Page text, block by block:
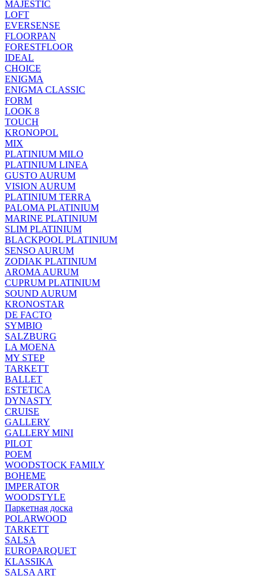
MAJESTIC
LOFT
EVERSENSE
FLOORPAN
FORESTFLOOR
IDEAL
CHOICE
ENIGMA
ENIGMA CLASSIC
FORM
LOOK 8
TOUCH
KRONOPOL
MIX
PLATINIUM MILO
PLATINIUM LINEA
GUSTO AURUM
VISION AURUM
PLATINIUM TERRA
PALOMA PLATINIUM
MARINE PLATINIUM
SLIM PLATINIUM
BLACKPOOL PLATINIUM
SENSO AURUM
ZODIAK PLATINIUM
AROMA AURUM
CUPRUM PLATINIUM
SOUND AURUM
KRONOSTAR
DE FACTO
SYMBIO
SALZBURG
LA MOENA
MY STEP
TARKETT
BALLET
ESTETICA
DYNASTY
CRUISE
GALLERY
GALLERY MINI
PILOT
POEM
WOODSTOCK FAMILY
BOHEME
IMPERATOR
WOODSTYLE
Паркетная доска
POLARWOOD
TARKETT
SALSA
EUROPARQUET
KLASSIKA
SALSA ART